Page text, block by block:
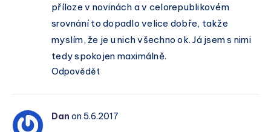
příloze v novinách a v celorepublikovém
srovnání to dopadlo velice dobře, takže
myslím, že je u nich všechno ok. Já jsem s nimi
tedy spokojen maximálně.
Odpovědět
Dan on 5.6.2017